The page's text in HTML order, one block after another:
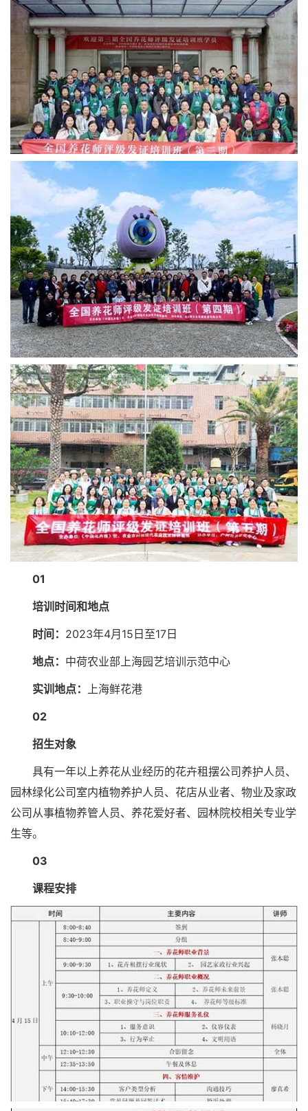
01
培训时间和地点
时间： 2023年4月15日至17日
地点： 中荷农业部上海园艺培训示范中心
实训地点：
上海鲜花港
02
招生对象
具有一年以上养花从业经历的花卉租摆公司养护人员、
园林绿化公司室内植物养护人员、花店从业者、物业及家政
公司从事植物养管人员、养花爱好者、园林院校相关专业学
生等。
03
课程安排